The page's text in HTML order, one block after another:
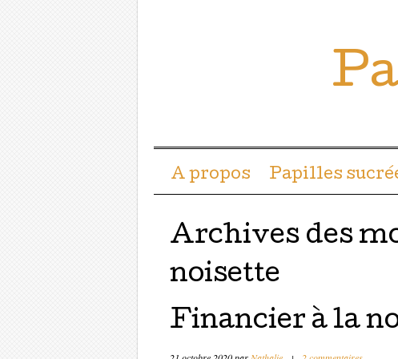
Menu ☰
Passer directement au
A propos Papilles
Archives des
noisette
Financier à la